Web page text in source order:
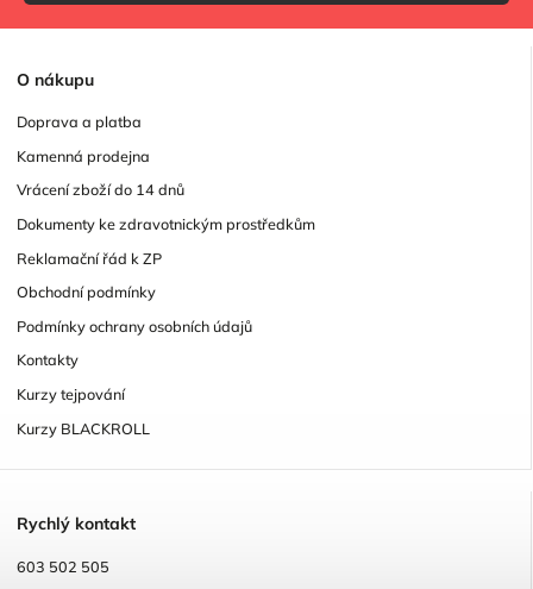
O nákupu
Doprava a platba
Kamenná prodejna
Vrácení zboží do 14 dnů
Dokumenty ke zdravotnickým prostředkům
Reklamační řád k ZP
Obchodní podmínky
Podmínky ochrany osobních údajů
Kontakty
Kurzy tejpování
Kurzy BLACKROLL
Rychlý kontakt
603 502 505